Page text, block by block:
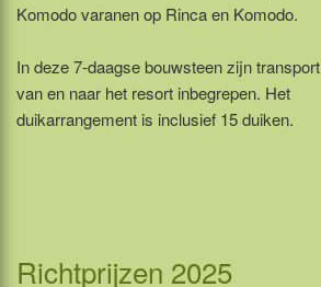
Komodo varanen op Rinca en Komodo.
In deze 7-daagse bouwsteen zijn transport
van en naar het resort inbegrepen. Het
duikarrangement is inclusief 15 duiken.
Richtprijzen 2025